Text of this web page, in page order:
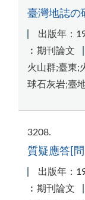
臺灣地誌の
出版年：
︰期刊論文
火山群;臺東;
球石灰岩;臺
3208
質疑應答[
出版年：
︰期刊論文